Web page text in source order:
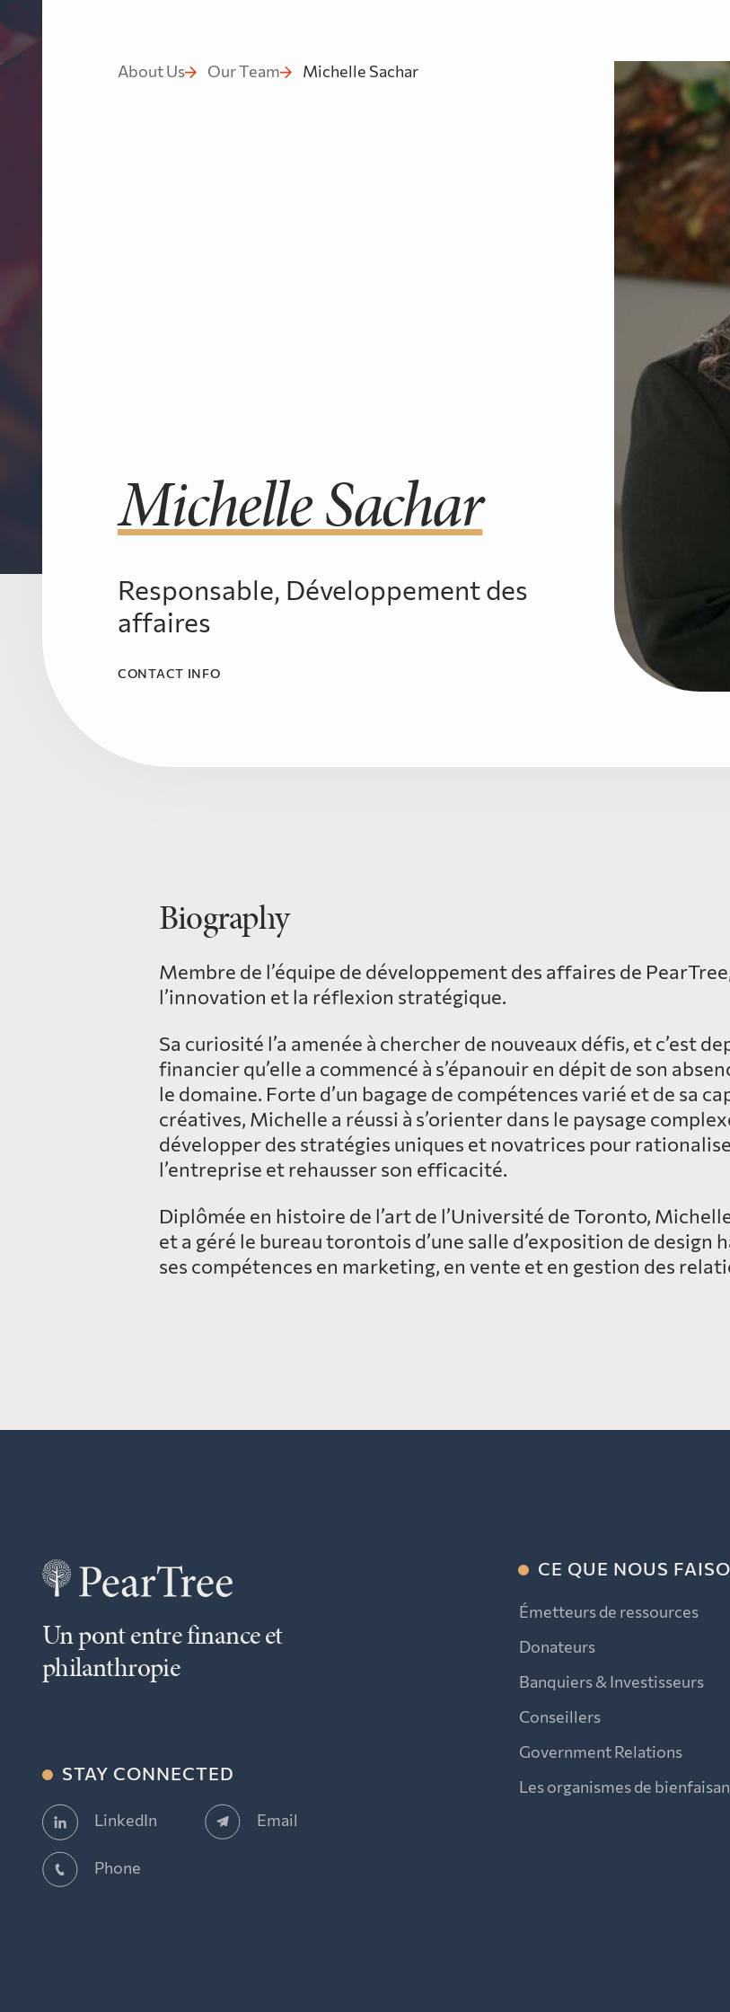
Décisions et
techniques en impôt
About Us Our Team Michelle Sachar
Michelle Sachar
Responsable, Développement des
affaires
CONTACT INFO
Biography
Membre de l’équipe de développement des affaires de
l’innovation et la réflexion stratégique.
Sa curiosité l’a amenée à chercher de nouveaux défis, et c’est
financier qu’elle a commencé à s’épanouir en dépit de son
le domaine. Forte d’un bagage de compétences varié et de sa
créatives, Michelle a réussi à s’orienter dans le paysage
développer des stratégies uniques et novatrices pour
l’entreprise et rehausser son efficacité.
Diplômée en histoire de l’art de l’Université de Toronto,
et a géré le bureau torontois d’une salle d’exposition de design
ses compétences en marketing, en vente et en gestion des
Un pont entre finance et
philanthropie
STAY CONNECTED
LinkedIn Email
Phone
CE QUE NOUS
Émetteurs de ressources
Donateurs
Banquiers & Investisseurs
Conseillers
Government Relations
Les organismes de